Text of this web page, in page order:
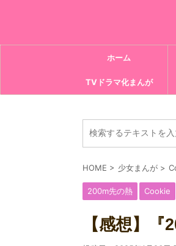
ホーム
TVドラマ化まんが
HOME > 少女まんが >
200m先の熱 Cookie
【感想】